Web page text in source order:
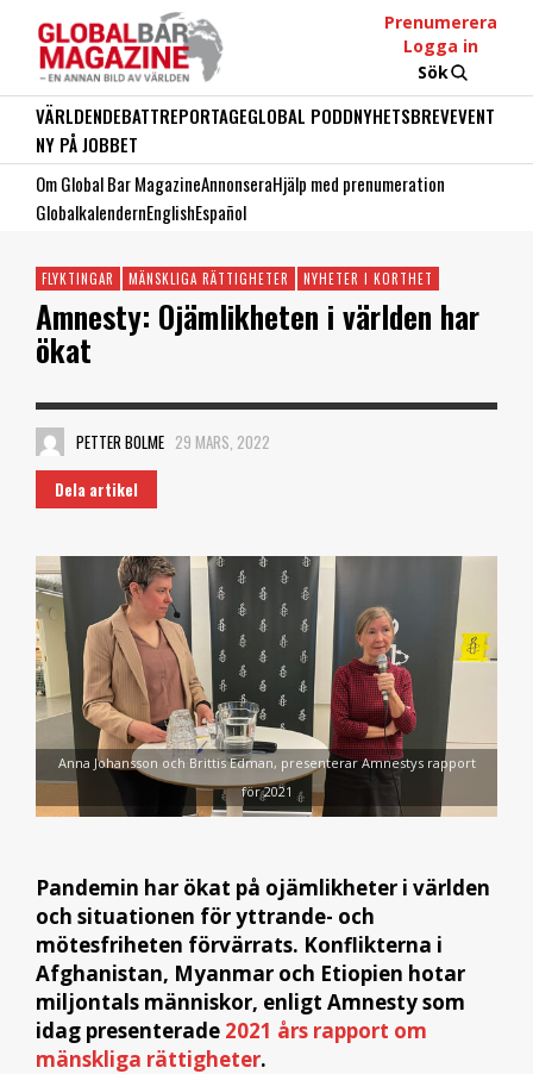
Prenumerera
Logga in
Sök
VÄRLDENDEBATTREPORTAGEGLOBAL PODDNYHETSBREVEVENT
NY PÅ JOBBET
Om Global Bar MagazineAnnonseraHjälp med prenumeration
GlobalkalendernEnglishEspañol
FLYKTINGAR MÄNSKLIGA RÄTTIGHETER NYHETER I KORTHET
Amnesty: Ojämlikheten i världen har
ökat
PETTER BOLME 29 MARS, 2022
Dela artikel
Anna Johansson och Brittis Edman, presenterar Amnestys rapport
för 2021
Pandemin har ökat på ojämlikheter i världen
och situationen för yttrande- och
mötesfriheten förvärrats. Konflikterna i
Afghanistan, Myanmar och Etiopien hotar
miljontals människor, enligt Amnesty som
idag presenterade 2021 års rapport om
mänskliga rättigheter.